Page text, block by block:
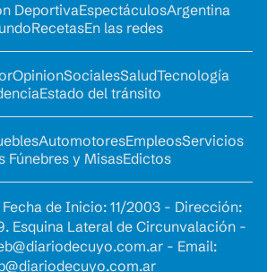
DeportivaEspectáculosArgentina
RecetasEn las redes
OpinionSocialesSaludTecnología
Estado del tránsito
AutomotoresEmpleosServicios
Fúnebres y MisasEdictos
de Inicio: 11/2003 - Dirección:
Esquina Lateral de Circunvalación -
- Email: